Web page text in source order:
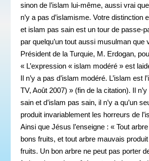
sinon de l’islam lui-même, aussi vrai
n’y a pas d’islamisme. Votre distinction
et islam pas sain est un tour de passe-
par quelqu’un tout aussi musulman que
Président de la Turquie, M. Erdogan,
« L’expression « islam modéré » est
Il n’y a pas d’islam modéré. L’islam est
TV, Août 2007) » (fin de la citation). Il n’y
sain et d’islam pas sain, il n’y a qu’un
produit invariablement les horreurs de
Ainsi que Jésus l’enseigne : « Tout
bons fruits, et tout arbre mauvais
fruits. Un bon arbre ne peut pas porter